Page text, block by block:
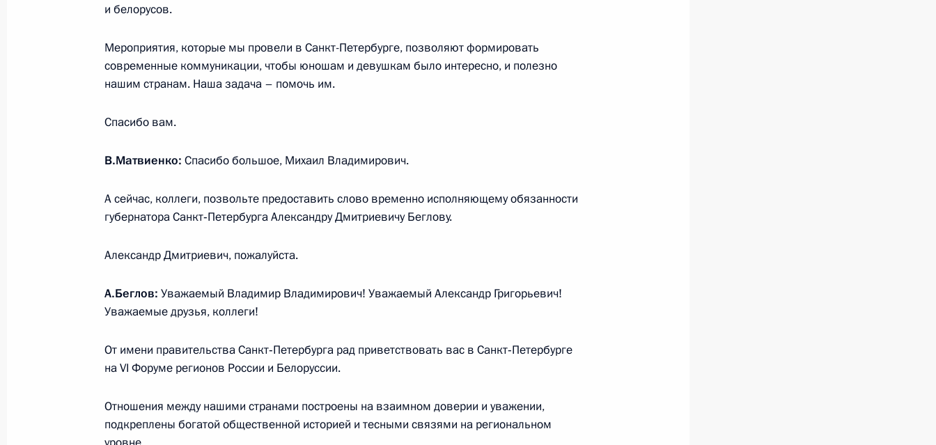
Встреча с главой Торгово-промышленной палаты Сергеем
15 июля 2019 года, 14:20 Москва, Кремль
11 июля 2019 года, четверг
переговоров
Российско-боливийские переговоры
11 июля 2019 года, 15:45 Москва, Кремль
10 июля 2019 года, среда
и белорусов.
Мероприятия, которые мы провели в Санкт-Петербурге, позволяют формировать
современные коммуникации, чтобы юношам и девушкам было интересно, и полезно
нашим странам. Наша задача – помочь им.
Спасибо вам.
В.Матвиенко: Спасибо большое, Михаил Владимирович.
А сейчас, коллеги, позвольте предоставить слово временно исполняющему обязанности
губернатора Санкт‑Петербурга Александру Дмитриевичу Беглову.
Александр Дмитриевич, пожалуйста.
А.Беглов: Уважаемый Владимир Владимирович! Уважаемый Александр Григорьевич!
Уважаемые друзья, коллеги!
От имени правительства Санкт‑Петербурга рад приветствовать вас в Санкт‑Петербурге
на VI Форуме регионов России и Белоруссии.
Отношения между нашими странами построены на взаимном доверии и уважении,
подкреплены богатой общественной историей и тесными связями на региональном